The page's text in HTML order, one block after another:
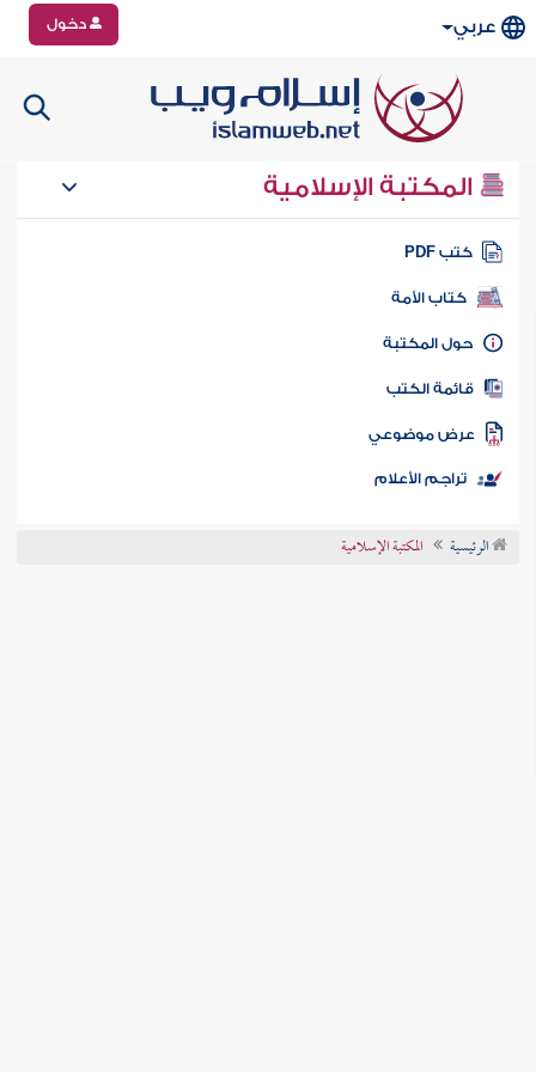
عربي دخول
المكتبة الإسلامية
كتب PDF
كتاب الأمة
المكتبة
الكتب
موضوعي
تراجم الأعلام
الرئيسية المكتبة الإسلامية